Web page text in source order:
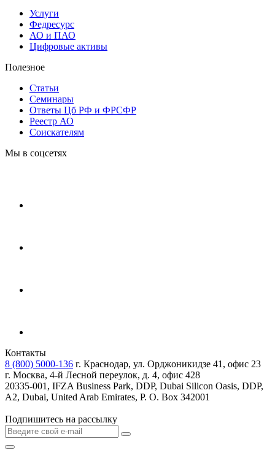
Услуги
Федресурс
АО и ПАО
Цифровые активы
Полезное
Статьи
Cеминары
Ответы Цб РФ и ФРСФР
Реестр АО
Соискателям
Мы в соцсетях
Контакты
8 (800) 5000-136 г. Краснодар, ул. Орджоникидзе 41, офис 23
г. Москва, 4-й Лесной переулок, д. 4, офис 428
20335-001, IFZA Business Park, DDP, Dubai Silicon Oasis, DDP,
A2, Dubai, United Arab Emirates, P. O. Box 342001
Подпишитесь на рассылку